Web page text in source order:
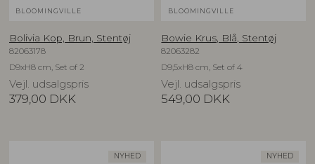
BLOOMINGVILLE
Bolivia Kop, Brun, Stentøj
82063178
D9xH8 cm, Set of 2
Vejl. udsalgspris
379,00 DKK
BLOOMINGVILLE
Bowie Krus, Blå, Stentøj
82063282
D9,5xH8 cm, Set of 4
Vejl. udsalgspris
549,00 DKK
NYHED NYHED